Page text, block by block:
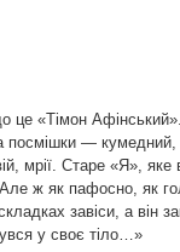
«Тімон Афінський».
посмішки —
мрії. Старе «Я»,
ж як пафосно, як
завіси, а він
у своє тіло…»